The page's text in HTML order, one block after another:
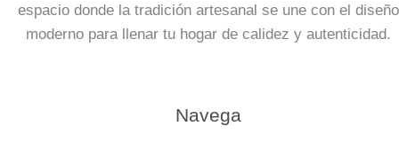
espacio donde la tradición artesanal se une con el diseño
moderno para llenar tu hogar de calidez y autenticidad.
Navega